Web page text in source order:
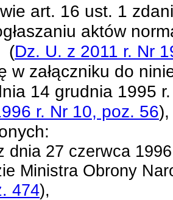
art. 16 ust. 1
aktów
(Dz. U. z 2011 r. Nr
w załączniku do
14 grudnia 1995
r. Nr 10, poz. 56)
dnia 27 czerwca
Ministra Obrony
474),